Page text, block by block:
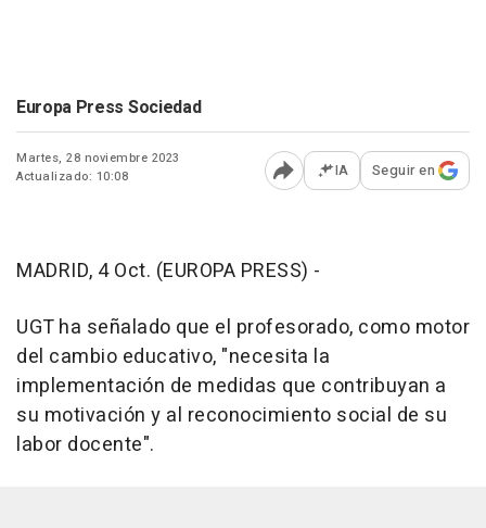
Europa Press Sociedad
Martes, 28 noviembre 2023
Actualizado: 10:08
Abrir opciones para
IA Seguir en
MADRID, 4 Oct. (EUROPA PRESS) -
UGT ha señalado que el profesorado, como motor
del cambio educativo, "necesita la
implementación de medidas que contribuyan a
su motivación y al reconocimiento social de su
labor docente".